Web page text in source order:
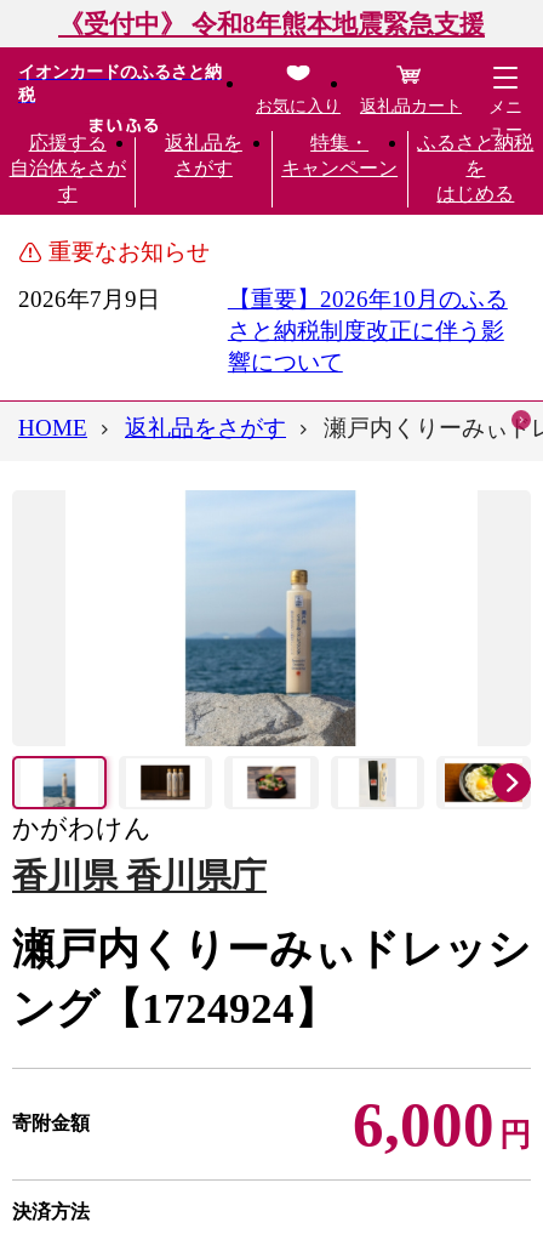
《受付中》 令和8年熊本地震緊急支援
イオンカードのふるさと納
税
応援する
自治体をさが
す
返礼品を
さがす
特集・
キャンペーン
ふるさと納税
を
はじめる
お気に入り 返礼品カート
メニ
ュー
重要なお知らせ
2026年7月9日
【重要】2026年10月のふる
さと納税制度改正に伴う影
響について
HOME 返礼品をさがす 瀬戸内くりーみぃド
かがわけん
香川県 香川県庁
瀬戸内くりーみぃドレッシ
ング【1724924】
寄附金額 6,000 円
決済方法